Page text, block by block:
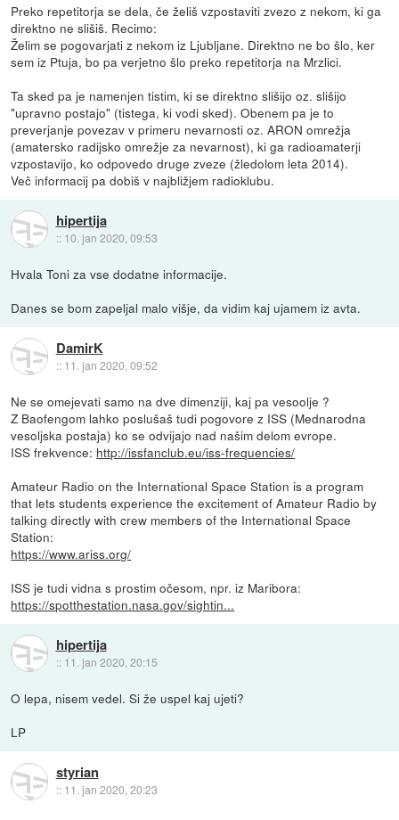
Preko repetitorja se dela, če želiš vzpostaviti zvezo z nekom, ki ga
direktno ne slišiš. Recimo:
Želim se pogovarjati z nekom iz Ljubljane. Direktno ne bo šlo, ker
sem iz Ptuja, bo pa verjetno šlo preko repetitorja na Mrzlici.
Ta sked pa je namenjen tistim, ki se direktno slišijo oz. slišijo
"upravno postajo" (tistega, ki vodi sked). Obenem pa je to
preverjanje povezav v primeru nevarnosti oz. ARON omrežja
(amatersko radijsko omrežje za nevarnost), ki ga radioamaterji
vzpostavijo, ko odpovedo druge zveze (žledolom leta 2014).
Več informacij pa dobiš v najbližjem radioklubu.
hipertija
:: 10. jan 2020, 09:53
Hvala Toni za vse dodatne informacije.
Danes se bom zapeljal malo višje, da vidim kaj ujamem iz avta.
DamirK
:: 11. jan 2020, 09:52
Ne se omejevati samo na dve dimenziji, kaj pa vesoolje ?
Z Baofengom lahko poslušaš tudi pogovore z ISS (Mednarodna
vesoljska postaja) ko se odvijajo nad našim delom evrope.
ISS frekvence: http://issfanclub.eu/iss-frequencies/
Amateur Radio on the International Space Station is a program
that lets students experience the excitement of Amateur Radio by
talking directly with crew members of the International Space
Station:
https://www.ariss.org/
ISS je tudi vidna s prostim očesom, npr. iz Maribora:
https://spotthestation.nasa.gov/sightin...
hipertija
:: 11. jan 2020, 20:15
O lepa, nisem vedel. Si že uspel kaj ujeti?
LP
styrian
:: 11. jan 2020, 20:23